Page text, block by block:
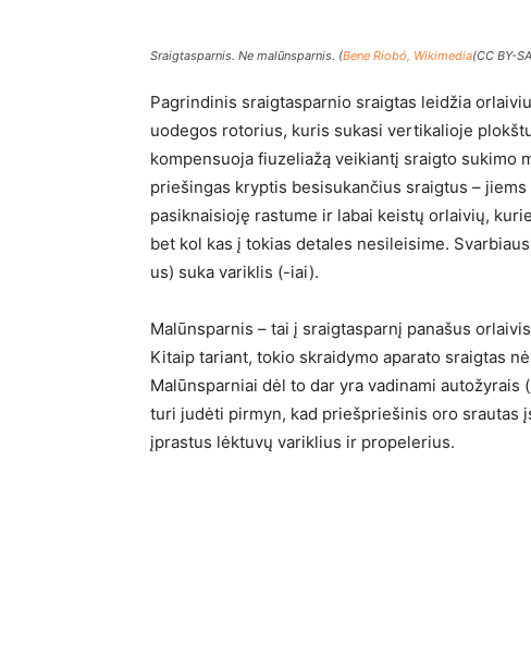
Sraigtasparnis. Ne malūnsparnis. (Bene Riobó, Wikimedia(CC BY-
Pagrindinis sraigtasparnio sraigtas leidžia
uodegos rotorius, kuris sukasi vertikalioje
kompensuoja fiuzeliažą veikiantį sraigto sukimo
priešingas kryptis besisukančius sraigtus –
pasiknaisioję rastume ir labai keistų orlaivių,
bet kol kas į tokias detales nesileisime.
us) suka variklis (-iai).
Malūnsparnis – tai į sraigtasparnį panašus
Kitaip tariant, tokio skraidymo aparato sraigtas
Malūnsparniai dėl to dar yra vadinami autožyrais
turi judėti pirmyn, kad priešpriešinis oro srautas
įprastus lėktuvų variklius ir propelerius.